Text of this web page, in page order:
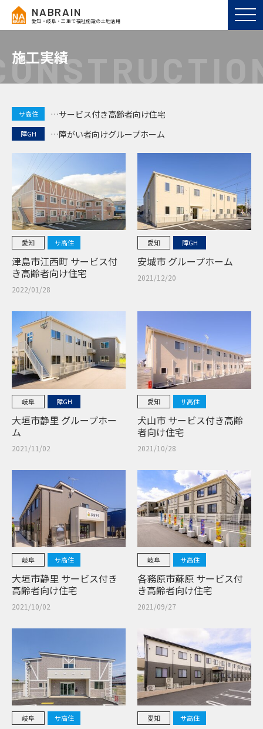
NABRAIN
愛知・岐阜・三重で福祉施設の土地活用
施工実績
サ高住 サービス付き高齢者向け住宅
障GH 障がい者向けグループホーム
愛知 サ高住
津島市江西町 サービス付
き高齢者向け住宅
2022/01/28
愛知 障GH
安城市 グループホーム
2021/12/20
岐阜 障GH
大垣市静里 グループホー
ム
2021/11/02
愛知 サ高住
犬山市 サービス付き高齢
者向け住宅
2021/10/28
岐阜 サ高住
大垣市静里 サービス付き
高齢者向け住宅
2021/10/02
岐阜 サ高住
各務原市蘇原 サービス付
き高齢者向け住宅
2021/09/27
岐阜 サ高住 愛知 サ高住